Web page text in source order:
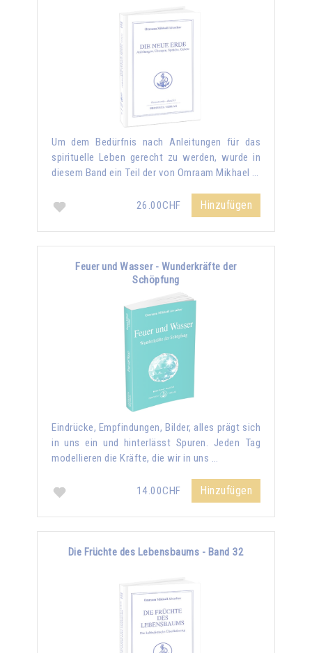
Um dem Bedürfnis nach Anleitungen für das
spirituelle Leben gerecht zu werden, wurde in
diesem Band ein Teil der von Omraam Mikhael …
26.00CHF Hinzufügen
Feuer und Wasser - Wunderkräfte der
Schöpfung
Eindrücke, Empfindungen, Bilder, alles prägt sich
in uns ein und hinterlässt Spuren. Jeden Tag
modellieren die Kräfte, die wir in uns …
14.00CHF Hinzufügen
Die Früchte des Lebensbaums - Band 32